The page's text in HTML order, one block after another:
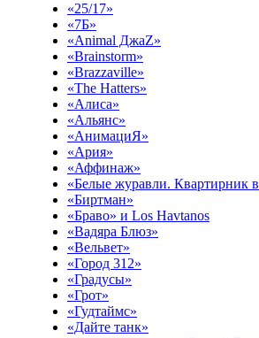
«25/17»
«7Б»
«Animal ДжаZ»
«Brainstorm»
«Brazzaville»
«The Hatters»
«Алиса»
«Альянс»
«АнимациЯ»
«Ария»
«Аффинаж»
«Белые журавли. Квартирник
«Биртман»
«Браво» и Los Havtanos
«Вадяра Блюз»
«Вельвет»
«Город 312»
«Градусы»
«Грот»
«Гудтаймс»
«Дайте танк»